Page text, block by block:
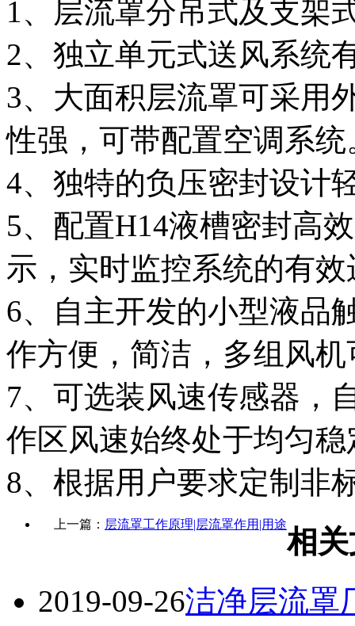
1、层流罩分吊式及支架
2、独立单元式送风系统
3、大面积层流罩可采用
性强，可带配置空调系统
4、独特的负压密封设计
5、配置H14液槽密封高
示，实时监控系统的有效
6、自主开发的小型液品
作方便，简洁，多组风
7、可选装风速传感器，
作区风速始终处于均匀稳
8、根据用户要求定制非
上一篇： 层流罩工作原理|层流罩作用|用途
相
2019-09-26洁净层流罩